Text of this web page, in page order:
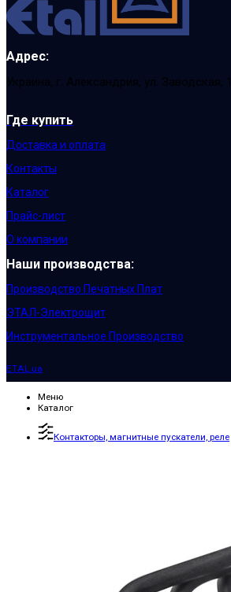
Адрес:
Украина, г. Александрия, ул. Заводская, 1
Где купить
Доставка и оплата
Контакты
Каталог
Прайс-лист
О компании
Наши производства:
Производство Печатных Плат
ЭТАЛ-Электрощит
Инструментальное Производство
ETAL.ua
Меню
Каталог
Контакторы, магнитные пускатели, реле